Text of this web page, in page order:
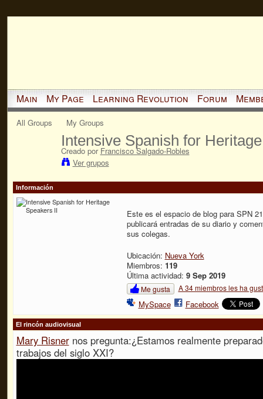
Main My Page Learning Revolution Forum
All Groups My Groups
Intensive Spanish for
Creado por Francisco Salgado-Robles
Ver grupos
Información
Este es el espacio de blog para SPN
publicará entradas de su diario y
sus colegas.
Ubicación: Nueva York
Miembros: 119
Última actividad: 9 Sep 2019
Me gusta A 34 miembros les ha
MySpace Facebook
El rincón audiovisual
Mary Risnernos pregunta:¿Estamos realmente
trabajos del siglo XXI?